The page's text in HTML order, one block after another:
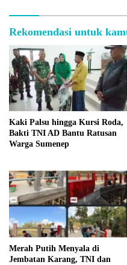
Rekomendasi untuk
Kaki Palsu hingga Kursi Roda,
Bakti TNI AD Bantu Ratusan
Warga Sumenep
Merah Putih Menyala di
Jembatan Karang, TNI dan